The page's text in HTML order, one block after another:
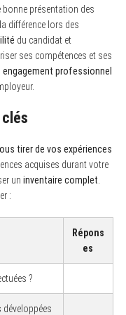
bonne présentation des
différence lors des
du candidat et
ses compétences et ses
engagement professionnel
tirer de vos expériences
acquises durant votre
un inventaire complet
:
Répons
es
?